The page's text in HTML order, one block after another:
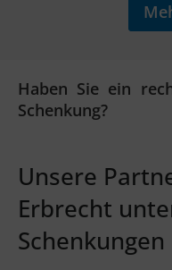
Haben Sie ein
Schenkung?
Unsere
Erbrecht
Schenkungen